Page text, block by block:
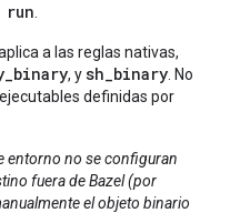
run
a las reglas nativas,
, ysh_binary . No
definidas por
entorno no se configuran
fuera de Bazel (por
el objeto binario